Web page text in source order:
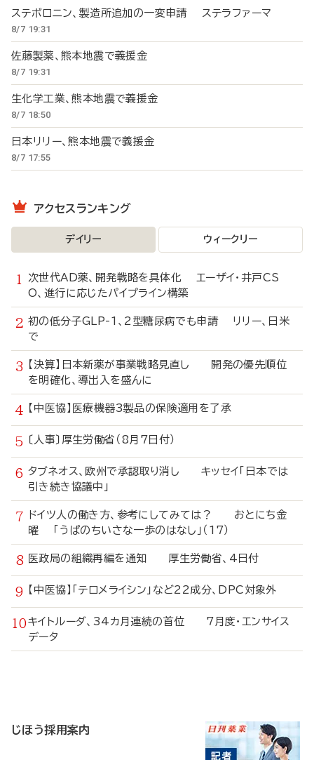
ステボロニン、製造所追加の一変申請 ステラファーマ
8/7 19:31
佐藤製薬、熊本地震で義援金
8/7 19:31
生化学工業、熊本地震で義援金
8/7 18:50
日本リリー、熊本地震で義援金
8/7 17:55
アクセスランキング
デイリー ウィークリー
次世代AD薬、開発戦略を具体化 エーザイ・井戸CS
O、進行に応じたパイプライン構築
初の低分子GLP-1、2型糖尿病でも申請 リリー、日米
で
【決算】日本新薬が事業戦略見直し 開発の優先順位
を明確化、導出入を盛んに
【中医協】医療機器3製品の保険適用を了承
〔人事〕厚生労働省（8月7日付）
タブネオス、欧州で承認取り消し キッセイ「日本では
引き続き協議中」
ドイツ人の働き方、参考にしてみては？ おとにち金
曜 「うぱのちいさな一歩のはなし」（17）
医政局の組織再編を通知 厚生労働省、4日付
【中医協】「テロメライシン」など22成分、DPC対象外
キイトルーダ、34カ月連続の首位 7月度・エンサイス
データ
じほう採用案内